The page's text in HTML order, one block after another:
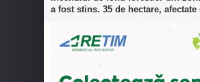
a fost stins. 35 de hectare, afectate